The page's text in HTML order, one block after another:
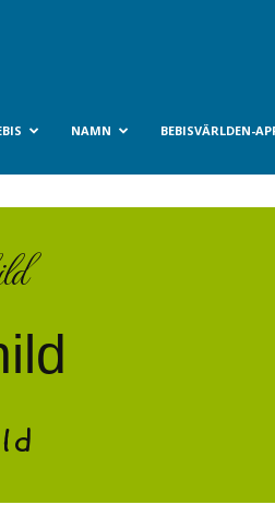
NAMN BEBISVÄRLDEN-